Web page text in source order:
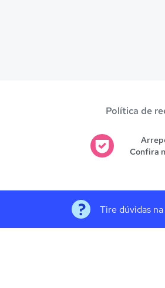
Política de
Confira
Tire dúvidas na